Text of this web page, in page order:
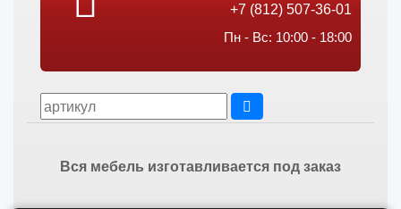
+7 (812) 507-36-01
Пн - Вс: 10:00 - 18:00
Вся мебель изготавливается под заказ